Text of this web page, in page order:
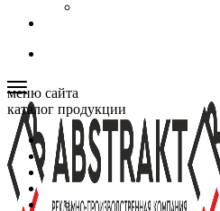
меню сайта
каталог продукции